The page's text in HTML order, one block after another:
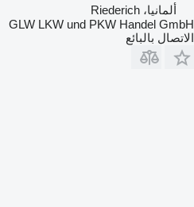
ألمانيا، Riederich
GLW LKW und PKW Handel GmbH
الاتصال بالبائع